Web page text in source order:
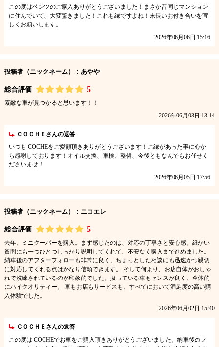
この度はベンツのご購入ありがとうございました！まさか昔同じマンション
に住んでいて、大変驚きました！これも縁ですよね！末長いお付き合いを宜
しくお願いします。
2026年06月06日 15:16
投稿者（ニックネーム）：あやや
総合評価 5
素敵な車が見つかると思います！！
2026年06月03日 13:14
ＣＯＣＨＥさんの返答
いつも COCHEをご愛顧頂きありがとうございます！ご縁があった事に心か
ら感謝しております！オイル交換、車検、整備、今後ともなんでもお任せく
ださいませ！
2026年06月05日 17:56
投稿者（ニックネーム）：ニコエレ
総合評価 5
去年、ミニクーパーを購入。まず感じたのは、対応の丁寧さと安心感。細かい
質問にも一つひとつしっかり説明してくれて、不安なく購入まで進めました。
納車後のアフターフォローも非常に良く、ちょっとした相談にも迅速かつ親切
に対応してくれる点はかなり信頼できます。 そして何より、お店自体がおしゃ
れで洗練されているのが印象的でした。扱っている車もセンスが良く、全体的
にハイクオリティー。 車もお店もサービスも、すべてにおいて満足度の高い購
入体験でした。
2026年06月02日 15:40
ＣＯＣＨＥさんの返答
この度は COCHEでお車をご購入頂きありがとうございました。納車後のフ